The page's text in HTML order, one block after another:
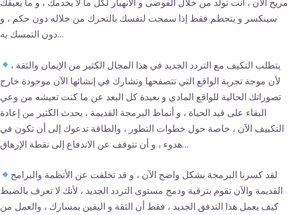
سينكسر و يتحطم فقط إذا سمحت لنفسك بالتحرك من خلاله دون حكم ، و
دون التمسك به…
يتطلب التكيف مع التردد الجديد في هذا المجال الكثير من الإيمان والثقة ،
لأن موجة تجربة الواقع التي تتصفحها وتشارك في إنشائها الآن موجودة خارج
تصوراتك الحالية للواقع المادي و بعيدة كل البعد عن ما كنت تعيشه من وعي
البقاء على قيد الحياة ، و أنماط البرمجة القديمة ، يحدث الكثير من إعادة
التكييف الآن ، خاصة حول خطوات التطور ، والطاقة تدعوك إلى أن تكون في
هدوء ، و أن تتوقف عن الاندفاع إلى نقطة الإرهاق…
لقد كسرنا البرمجة بشكل واضح الآن ، و قد تخلفت عن الأنظمة والبرامج
القديمة والآن تقوم بترقية ودمج مستوى التردد الجديد ، لأنك لا تعرف بالضبط
كيف يعمل هذا التدفق الجديد ، فقط أن الثقة و اليقين بمسارك ، والعمل من